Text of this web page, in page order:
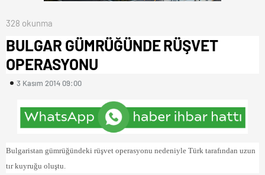
328 okunma
BULGAR GÜMRÜĞÜNDE RÜŞVET
OPERASYONU
3 Kasım 2014 09:00
Bulgaristan gümrüğündeki rüşvet operasyonu nedeniyle Türk tarafından uzun
tır kuyruğu oluştu.